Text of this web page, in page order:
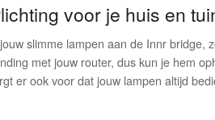
voor je huis en
slimme lampen aan de Innr bridge,
met jouw router, dus kun je hem
er ook voor dat jouw lampen altijd